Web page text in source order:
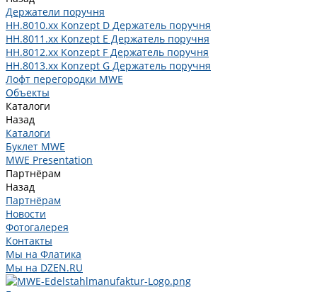
Держатели поручня
HH.8010.xx Konzept D Держатель поручня
HH.8011.xx Konzept E Держатель поручня
HH.8012.xx Konzept F Держатель поручня
HH.8013.xx Konzept G Держатель поручня
Лофт перегородки MWE
Объекты
Каталоги
Назад
Каталоги
Буклет MWE
MWE Presentation
Партнёрам
Назад
Партнёрам
Новости
Фотогалерея
Контакты
Мы на Флатика
Мы на DZEN.RU